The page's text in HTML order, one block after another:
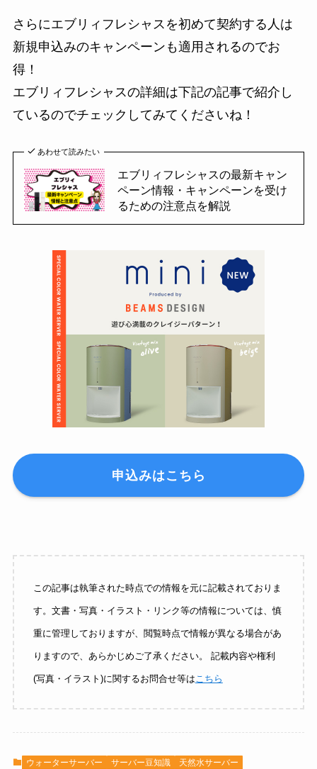
さらにエブリィフレシャスを初めて契約する人は
新規申込みのキャンペーンも適用されるのでお
得！
エブリィフレシャスの詳細は下記の記事で紹介し
ているのでチェックしてみてくださいね！
あわせて読みたい
エブリィフレシャスの最新キャン
ペーン情報・キャンペーンを受け
るための注意点を解説
申込みはこちら
この記事は執筆された時点での情報を元に記載されておりま
す。文書・写真・イラスト・リンク等の情報については、慎
重に管理しておりますが、閲覧時点で情報が異なる場合があ
りますので、あらかじめご了承ください。 記載内容や権利
(写真・イラスト)に関するお問合せ等はこちら
ウォーターサーバー サーバー豆知識
天然水サーバー